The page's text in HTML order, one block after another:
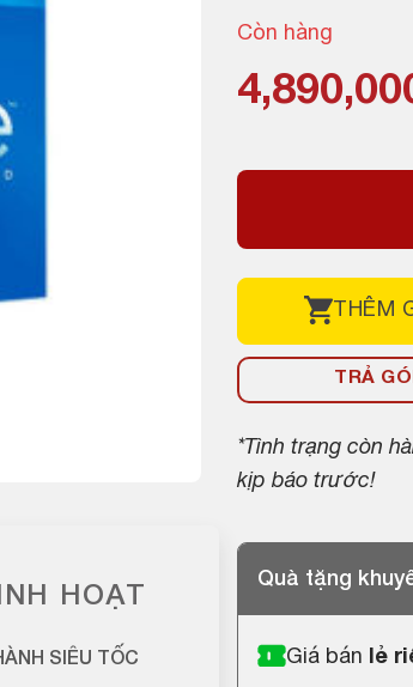
HOẠT
SIÊU TỐC
Còn hàng
Giá
là:
Giá
tại
THÊM
TRẢ
*Tình trạng còn
kịp báo trước!
Quà tặng
Giá bán lẻ